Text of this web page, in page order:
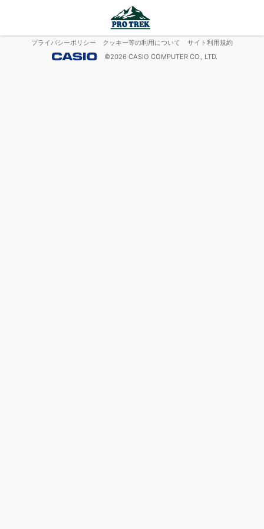
プライバシーポリシー クッキー等の利用について
サイト利用規約
©2026 CASIO COMPUTER CO., LTD.